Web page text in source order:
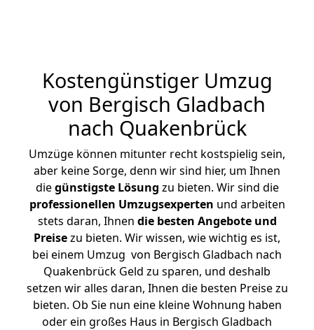
Kostengünstiger Umzug
von Bergisch Gladbach
nach Quakenbrück
Umzüge können mitunter recht kostspielig sein,
aber keine Sorge, denn wir sind hier, um Ihnen
diegünstigste Lösung zu bieten. Wir sind die
professionellen Umzugsexperten und arbeiten
stets daran, Ihnen die besten Angebote und
Preisezu bieten. Wir wissen, wie wichtig es ist,
bei einem Umzug von Bergisch Gladbach nach
Quakenbrück Geld zu sparen, und deshalb
setzen wir alles daran, Ihnen die besten Preise zu
bieten. Ob Sie nun eine kleine Wohnung haben
oder ein großes Haus in Bergisch Gladbach